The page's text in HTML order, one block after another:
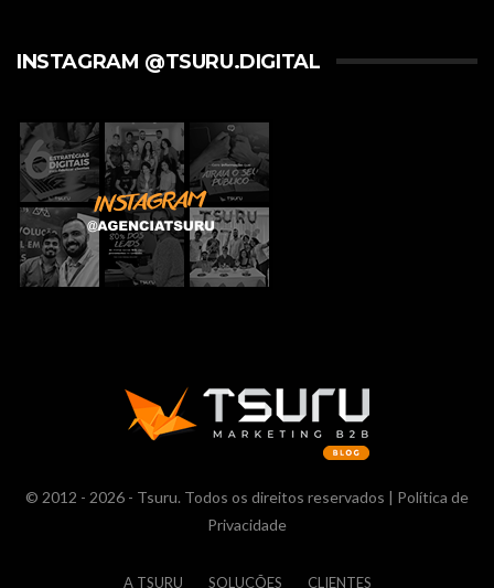
INSTAGRAM @TSURU.DIGITAL
© 2012 - 2026 - Tsuru. Todos os direitos reservados | Política de
Privacidade
A TSURU SOLUÇÕES CLIENTES